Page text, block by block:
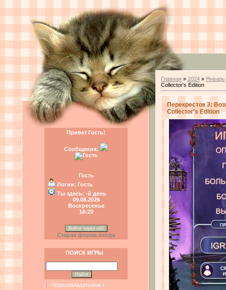
Привет Гость!
Сообщения:
Гость
Логин: Гость
Ты здесь: -й день
09.08.2026
Воскресенье
18:20
Войти через uID
Старая форма входа
ПОИСК ИГРЫ
Правообладателям !
Главная » 2024 » Январь
Collector's Edition
Перекресток 3:
Collector's Edition